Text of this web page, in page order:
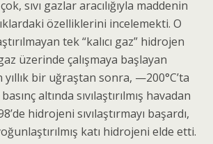
sıvı gazlar aracılı­ğıyla maddenin
özellikleri­ni incelemekti. O
tek “kalıcı gaz” hidrojen
üzerinde çalışmaya başlayan
yıllık bir uğraştan sonra, —200°C’ta
altında sıvılaştırılmış havadan
hidrojeni sıvılaştırmayı başardı,
katı hidrojeni elde etti.